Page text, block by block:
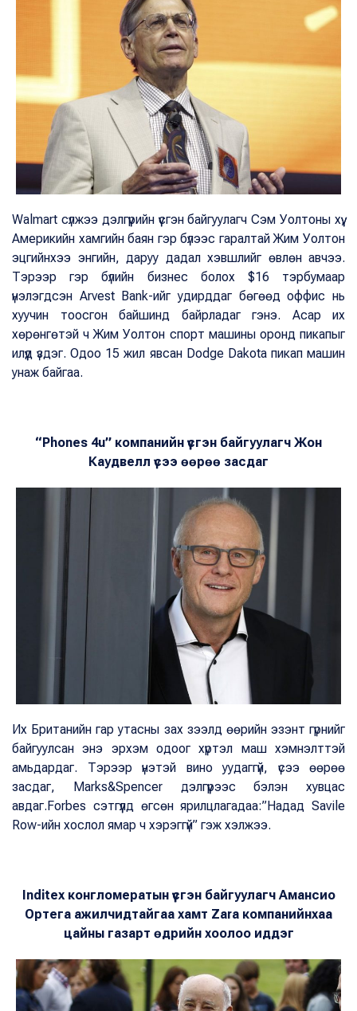
Walmart сүлжээ дэлгүүрийн үүсгэн байгуулагч Сэм Уолтоны хүү,
Америкийн хамгийн баян гэр бүлээс гаралтай Жим Уолтон
эцгийнхээ энгийн, даруу дадал хэвшлийг өвлөн авчээ.
Тэрээр гэр бүлийн бизнес болох $16 тэрбумаар
үнэлэгдсэн Arvest Bank-ийг удирддаг бөгөөд оффис нь
хуучин тоосгон байшинд байрладаг гэнэ. Асар их
хөрөнгөтэй ч Жим Уолтон спорт машины оронд пикапыг
илүүд үздэг. Одоо 15 жил явсан Dodge Dakota пикап машин
унаж байгаа.
“Phones 4u” компанийн үүсгэн байгуулагч Жон
Каудвелл үсээ өөрөө засдаг
Их Британийн гар утасны зах зээлд өөрийн эзэнт гүрнийг
байгуулсан энэ эрхэм одоог хүртэл маш хэмнэлттэй
амьдардаг. Тэрээр үнэтэй вино уудаггүй, үсээ өөрөө
засдаг, Marks&Spencer дэлгүүрээс бэлэн хувцас
авдаг.Forbes сэтгүүлд өгсөн ярилцлагадаа:”Надад Savile
Row-ийн хослол ямар ч хэрэггүй” гэж хэлжээ.
Inditex конгломератын үүсгэн байгуулагч Амансио
Ортега ажилчидтайгаа хамт Zara компанийнхаа
цайны газарт өдрийн хоолоо иддэг